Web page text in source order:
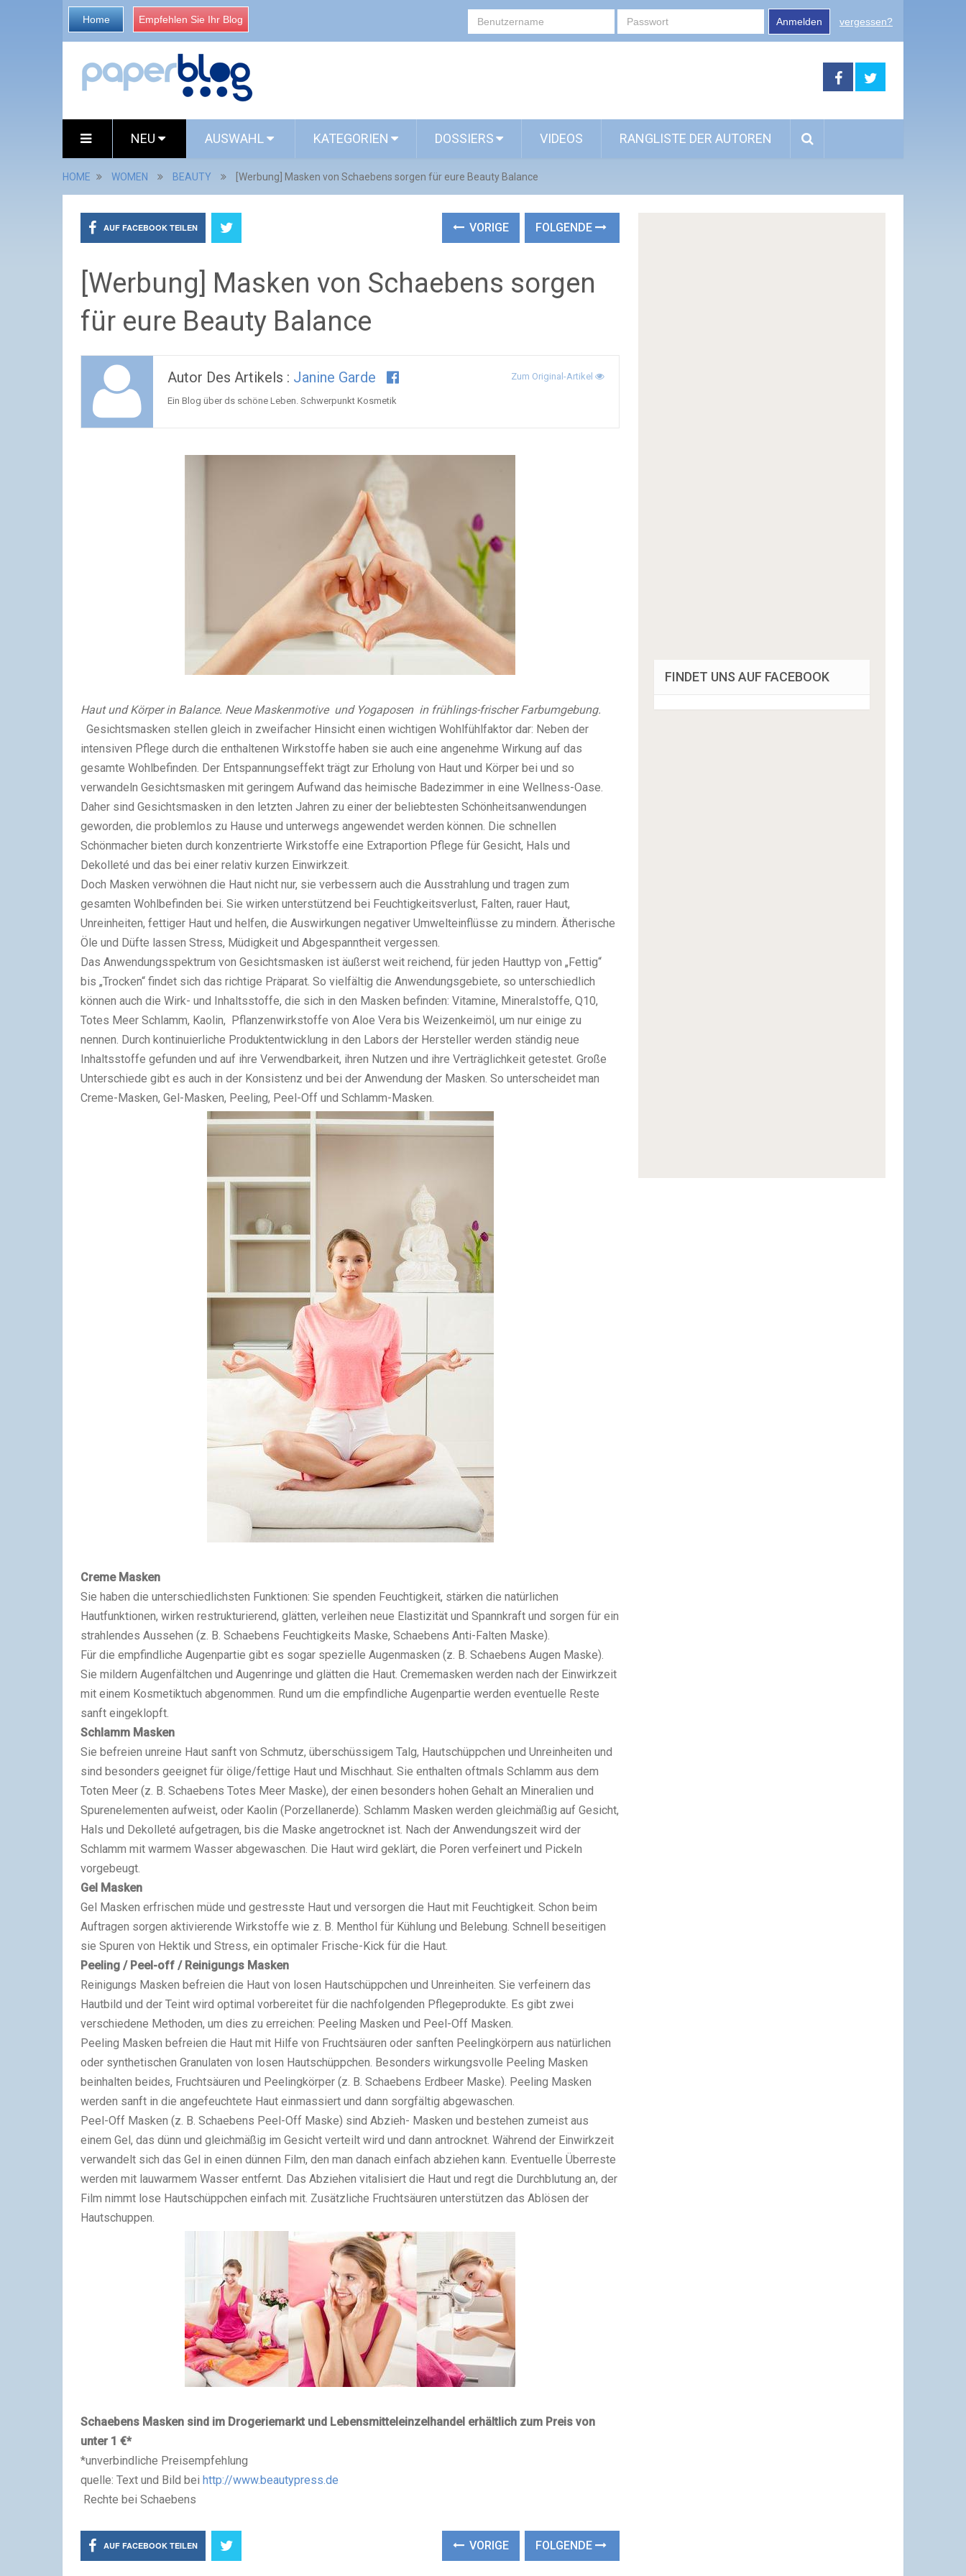
Home Empfehlen Sie Ihr Blog Anmelden vergessen?
NEU AUSWAHL KATEGORIEN DOSSIERS VIDEOS RANGLISTE DER AUTOREN
HOME WOMEN BEAUTY [Werbung] Masken von Schaebens sorgen für eure Beauty Balance
AUF FACEBOOK TEILEN VORIGE FOLGENDE
[Werbung] Masken von Schaebens sorgen
für eure Beauty Balance
Autor Des Artikels : Janine Garde Zum Original-Artikel
Ein Blog über ds schöne Leben. Schwerpunkt Kosmetik
Haut und Körper in Balance. Neue Maskenmotive und Yogaposen in frühlings-frischer Farbumgebung.
Gesichtsmasken stellen gleich in zweifacher Hinsicht einen wichtigen Wohlfühlfaktor dar: Neben der
intensiven Pflege durch die enthaltenen Wirkstoffe haben sie auch eine angenehme Wirkung auf das
gesamte Wohlbefinden. Der Entspannungseffekt trägt zur Erholung von Haut und Körper bei und so
verwandeln Gesichtsmasken mit geringem Aufwand das heimische Badezimmer in eine Wellness-Oase.
Daher sind Gesichtsmasken in den letzten Jahren zu einer der beliebtesten Schönheitsanwendungen
geworden, die problemlos zu Hause und unterwegs angewendet werden können. Die schnellen
Schönmacher bieten durch konzentrierte Wirkstoffe eine Extraportion Pflege für Gesicht, Hals und
Dekolleté und das bei einer relativ kurzen Einwirkzeit.
Doch Masken verwöhnen die Haut nicht nur, sie verbessern auch die Ausstrahlung und tragen zum
gesamten Wohlbefinden bei. Sie wirken unterstützend bei Feuchtigkeitsverlust, Falten, rauer Haut,
Unreinheiten, fettiger Haut und helfen, die Auswirkungen negativer Umwelteinflüsse zu mindern. Ätherische
Öle und Düfte lassen Stress, Müdigkeit und Abgespanntheit vergessen.
Das Anwendungsspektrum von Gesichtsmasken ist äußerst weit reichend, für jeden Hauttyp von „Fettig“
bis „Trocken“ findet sich das richtige Präparat. So vielfältig die Anwendungsgebiete, so unterschiedlich
können auch die Wirk- und Inhaltsstoffe, die sich in den Masken befinden: Vitamine, Mineralstoffe, Q10,
Totes Meer Schlamm, Kaolin, Pflanzenwirkstoffe von Aloe Vera bis Weizenkeimöl, um nur einige zu
nennen. Durch kontinuierliche Produktentwicklung in den Labors der Hersteller werden ständig neue
Inhaltsstoffe gefunden und auf ihre Verwendbarkeit, ihren Nutzen und ihre Verträglichkeit getestet. Große
Unterschiede gibt es auch in der Konsistenz und bei der Anwendung der Masken. So unterscheidet man
Creme-Masken, Gel-Masken, Peeling, Peel-Off und Schlamm-Masken.
Creme Masken
Sie haben die unterschiedlichsten Funktionen: Sie spenden Feuchtigkeit, stärken die natürlichen
Hautfunktionen, wirken restrukturierend, glätten, verleihen neue Elastizität und Spannkraft und sorgen für ein
strahlendes Aussehen (z. B. Schaebens Feuchtigkeits Maske, Schaebens Anti-Falten Maske).
Für die empfindliche Augenpartie gibt es sogar spezielle Augenmasken (z. B. Schaebens Augen Maske).
Sie mildern Augenfältchen und Augenringe und glätten die Haut. Crememasken werden nach der Einwirkzeit
mit einem Kosmetiktuch abgenommen. Rund um die empfindliche Augenpartie werden eventuelle Reste
sanft eingeklopft.
Schlamm Masken
Sie befreien unreine Haut sanft von Schmutz, überschüssigem Talg, Hautschüppchen und Unreinheiten und
sind besonders geeignet für ölige/fettige Haut und Mischhaut. Sie enthalten oftmals Schlamm aus dem
Toten Meer (z. B. Schaebens Totes Meer Maske), der einen besonders hohen Gehalt an Mineralien und
Spurenelementen aufweist, oder Kaolin (Porzellanerde). Schlamm Masken werden gleichmäßig auf Gesicht,
Hals und Dekolleté aufgetragen, bis die Maske angetrocknet ist. Nach der Anwendungszeit wird der
Schlamm mit warmem Wasser abgewaschen. Die Haut wird geklärt, die Poren verfeinert und Pickeln
vorgebeugt.
Gel Masken
Gel Masken erfrischen müde und gestresste Haut und versorgen die Haut mit Feuchtigkeit. Schon beim
Auftragen sorgen aktivierende Wirkstoffe wie z. B. Menthol für Kühlung und Belebung. Schnell beseitigen
sie Spuren von Hektik und Stress, ein optimaler Frische-Kick für die Haut.
Peeling / Peel-off / Reinigungs Masken
Reinigungs Masken befreien die Haut von losen Hautschüppchen und Unreinheiten. Sie verfeinern das
Hautbild und der Teint wird optimal vorbereitet für die nachfolgenden Pflegeprodukte. Es gibt zwei
verschiedene Methoden, um dies zu erreichen: Peeling Masken und Peel-Off Masken.
Peeling Masken befreien die Haut mit Hilfe von Fruchtsäuren oder sanften Peelingkörpern aus natürlichen
oder synthetischen Granulaten von losen Hautschüppchen. Besonders wirkungsvolle Peeling Masken
beinhalten beides, Fruchtsäuren und Peelingkörper (z. B. Schaebens Erdbeer Maske). Peeling Masken
werden sanft in die angefeuchtete Haut einmassiert und dann sorgfältig abgewaschen.
Peel-Off Masken (z. B. Schaebens Peel-Off Maske) sind Abzieh- Masken und bestehen zumeist aus
einem Gel, das dünn und gleichmäßig im Gesicht verteilt wird und dann antrocknet. Während der Einwirkzeit
verwandelt sich das Gel in einen dünnen Film, den man danach einfach abziehen kann. Eventuelle Überreste
werden mit lauwarmem Wasser entfernt. Das Abziehen vitalisiert die Haut und regt die Durchblutung an, der
Film nimmt lose Hautschüppchen einfach mit. Zusätzliche Fruchtsäuren unterstützen das Ablösen der
Hautschuppen.
Schaebens Masken sind im Drogeriemarkt und Lebensmitteleinzelhandel erhältlich zum Preis von
unter 1 €*
*unverbindliche Preisempfehlung
quelle: Text und Bild bei http://www.beautypress.de
Rechte bei Schaebens
AUF FACEBOOK TEILEN VORIGE FOLGENDE
FINDET UNS AUF FACEBOOK